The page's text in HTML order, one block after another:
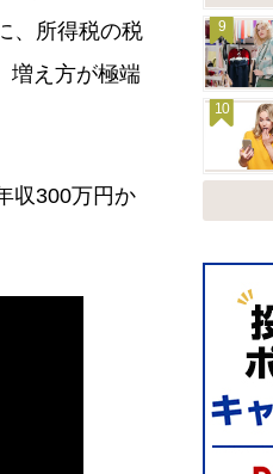
、所得税の税
増え方が極端
収300万円か
9
10